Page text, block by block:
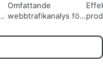
Omfattande
webbtrafikanalys för